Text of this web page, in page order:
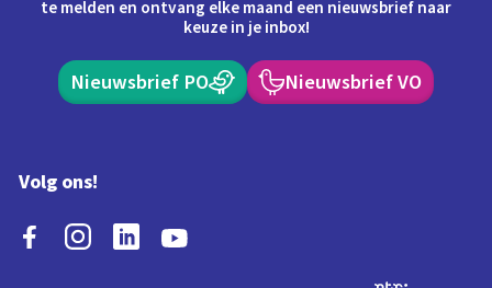
te melden en ontvang elke maand een nieuwsbrief naar
keuze in je inbox!
Nieuwsbrief PO Nieuwsbrief VO
Volg ons!